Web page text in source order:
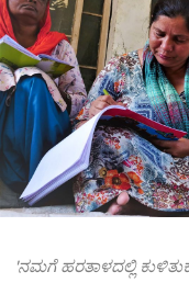
'ನಮಗೆ ಹರತಾಳದಲ್ಲಿ